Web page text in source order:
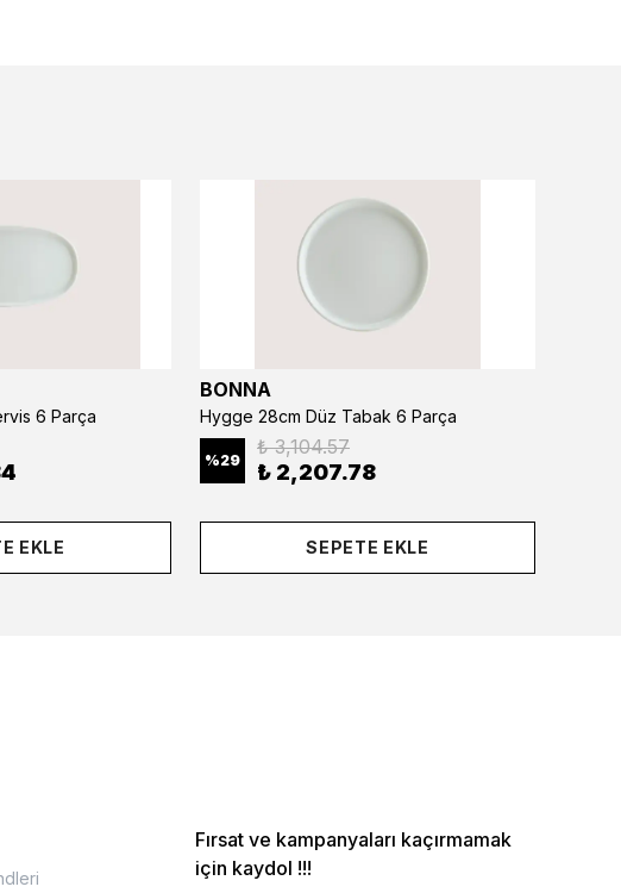
6 Parça
EKLE
BONNA
Hygge 28cm Düz Tabak 6 Parça
%29
₺ 3,104.57
₺ 2,207.78
SEPETE EKLE
Fırsat ve kampanyaları kaçırmamak
için kaydol !!!